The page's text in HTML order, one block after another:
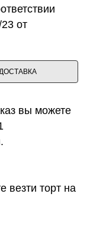
от
ДОСТАВКА
вы можете
везти торт на